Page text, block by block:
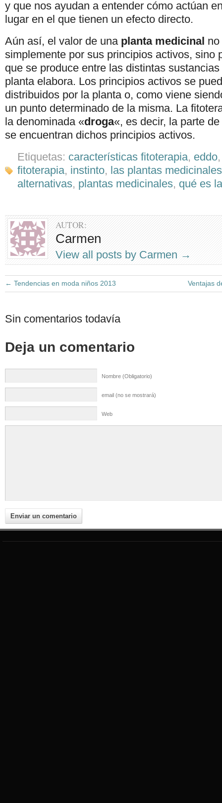
y que nos ayudan a entender cómo actúan
lugar en el que tienen un efecto directo.
Aún así, el valor de una planta medicinal
simplemente por sus principios activos, sino
que se produce entre las distintas
planta elabora. Los principios activos se
distribuidos por la planta o, como viene
un punto determinado de la misma. La
la denominada «droga«, es decir, la parte
se encuentran dichos principios activos.
Etiquetas: características fitoterapia, eddo
fitoterapia, instinto, las plantas medicinales
alternativas, plantas medicinales, qué es
AUTOR:
Carmen
View all posts by Carmen →
← Tendencias en moda niños 2013 Ventajas
Sin comentarios todavía
Deja un comentario
Nombre (Obligatorio)
email (no se mostrará)
Web